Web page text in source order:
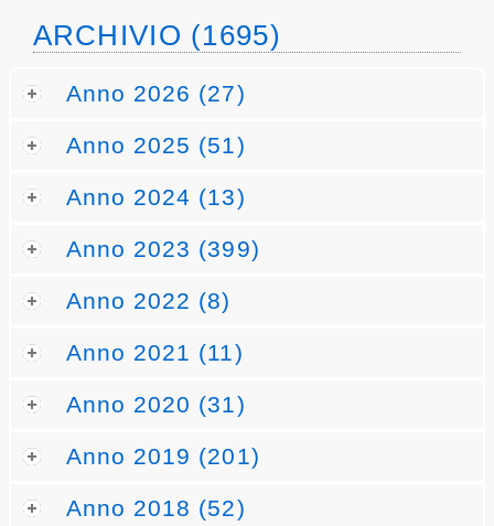
ARCHIVIO (1695)
Anno 2026 (27)
Anno 2025 (51)
Anno 2024 (13)
Anno 2023 (399)
Anno 2022 (8)
Anno 2021 (11)
Anno 2020 (31)
Anno 2019 (201)
Anno 2018 (52)